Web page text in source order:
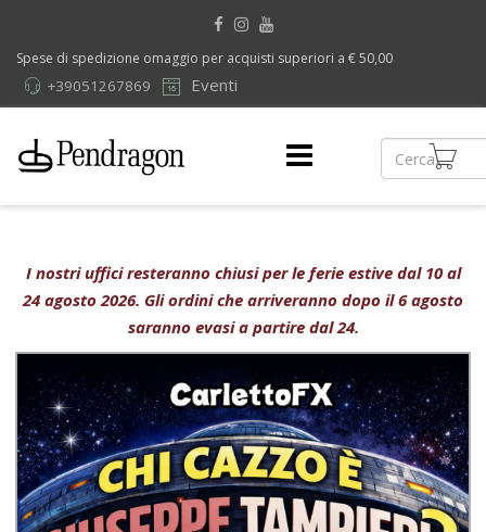
Spese di spedizione omaggio per acquisti superiori a € 50,00
Eventi
+39051267869
I nostri uffici resteranno chiusi per le ferie estive dal 10 al
24 agosto 2026. Gli ordini che arriveranno dopo il 6 agosto
saranno evasi a partire dal 24.